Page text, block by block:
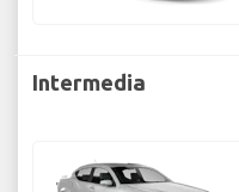
Intermedia